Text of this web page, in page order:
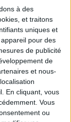
à des
et traitons
uniques et
pour des
de publicité
de
et nous-
En cliquant, vous
Vous
ou